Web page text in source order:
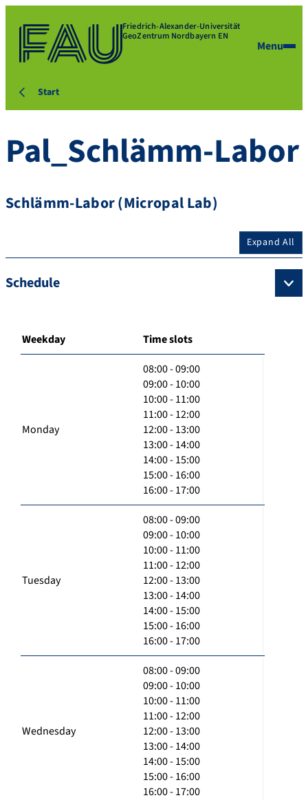
Friedrich-Alexander-Universität
GeoZentrum Nordbayern EN
Menu
Start
Pal_Schlämm-Labor
Schlämm-Labor (Micropal Lab)
Expand All
Schedule
Weekday Time slots
Monday
08:00 - 09:00
09:00 - 10:00
10:00 - 11:00
11:00 - 12:00
12:00 - 13:00
13:00 - 14:00
14:00 - 15:00
15:00 - 16:00
16:00 - 17:00
Tuesday
08:00 - 09:00
09:00 - 10:00
10:00 - 11:00
11:00 - 12:00
12:00 - 13:00
13:00 - 14:00
14:00 - 15:00
15:00 - 16:00
16:00 - 17:00
Wednesday
08:00 - 09:00
09:00 - 10:00
10:00 - 11:00
11:00 - 12:00
12:00 - 13:00
13:00 - 14:00
14:00 - 15:00
15:00 - 16:00
16:00 - 17:00